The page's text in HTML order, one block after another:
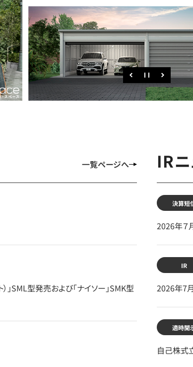
一覧ページへ
」SML型発売および「ナイソー」SMK型
IR
決算短
2026年７
IR
2026年7
適時開
自己株式